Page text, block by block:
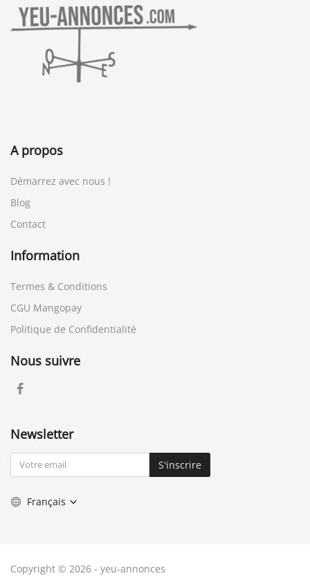
A propos
Démarrez avec nous !
Blog
Contact
Information
Termes & Conditions
CGU Mangopay
Politique de Confidentialité
Nous suivre
Newsletter
S'inscrire
Français
Copyright © 2026 - yeu-annonces